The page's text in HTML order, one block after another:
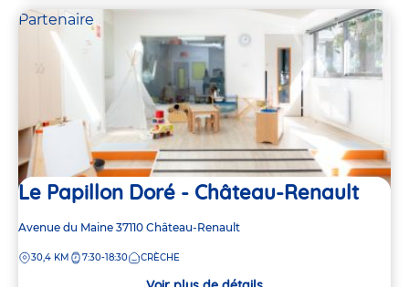
Partenaire
Le Papillon Doré - Château-Renault
Adresse
la
Avenue du Maine 37110 Château-Renault
DISTANCE
30,4 KM 7:30-18:30 CRÈCHE